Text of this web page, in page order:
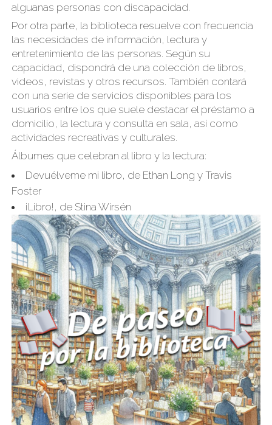
alguanas personas con discapacidad.
Por otra parte, la biblioteca resuelve con frecuencia
las necesidades de información, lectura y
entretenimiento de las personas. Según su
capacidad, dispondrá de una colección de libros,
videos, revistas y otros recursos. También contará
con una serie de servicios disponibles para los
usuarios entre los que suele destacar el préstamo a
domicilio, la lectura y consulta en sala, así como
actividades recreativas y culturales.
Álbumes que celebran al libro y la lectura:
Devuélveme mi libro, de Ethan Long y Travis
Foster
¡Libro! , de Stina Wirsén